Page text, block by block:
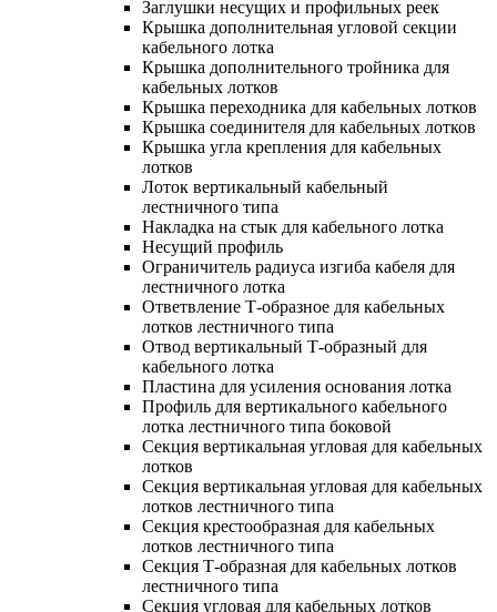
Заглушки несущих и профильных реек
Крышка дополнительная угловой секции
кабельного лотка
Крышка дополнительного тройника для
кабельных лотков
Крышка переходника для кабельных лотков
Крышка соединителя для кабельных лотков
Крышка угла крепления для кабельных
лотков
Лоток вертикальный кабельный
лестничного типа
Накладка на стык для кабельного лотка
Несущий профиль
Ограничитель радиуса изгиба кабеля для
лестничного лотка
Ответвление Т-образное для кабельных
лотков лестничного типа
Отвод вертикальный Т-образный для
кабельного лотка
Пластина для усиления основания лотка
Профиль для вертикального кабельного
лотка лестничного типа боковой
Секция вертикальная угловая для кабельных
лотков
Секция вертикальная угловая для кабельных
лотков лестничного типа
Секция крестообразная для кабельных
лотков лестничного типа
Секция Т-образная для кабельных лотков
лестничного типа
Секция угловая для кабельных лотков